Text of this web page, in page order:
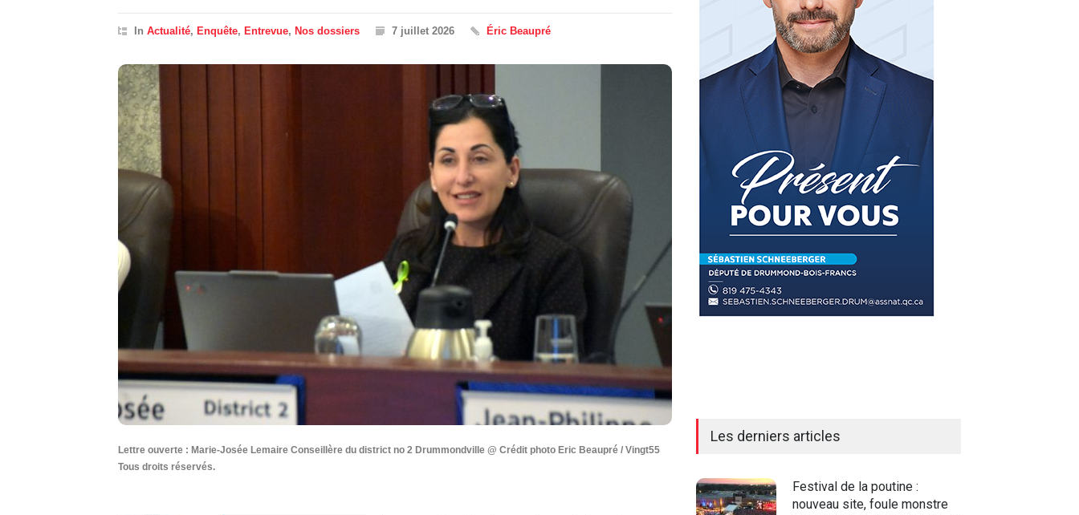
In Actualité, Enquête, Entrevue, Nos dossiers 7 juillet 2026 Éric Beaupré
Lettre ouverte : Marie-Josée Lemaire Conseillère du district no 2 Drummondville @ Crédit photo Eric Beaupré / Vingt55
Tous droits réservés.
Les derniers articles
Festival de la poutine :
nouveau site, foule monstre